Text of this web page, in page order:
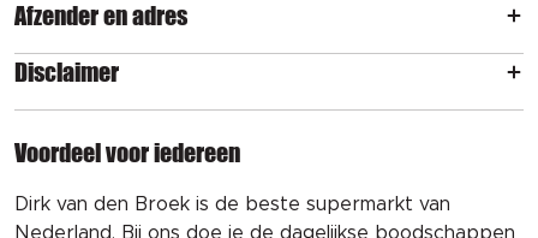
Afzender en adres
Disclaimer
Voordeel voor iedereen
Dirk van den Broek is de beste supermarkt van
Nederland. Bij ons doe je de dagelijkse boodschappen